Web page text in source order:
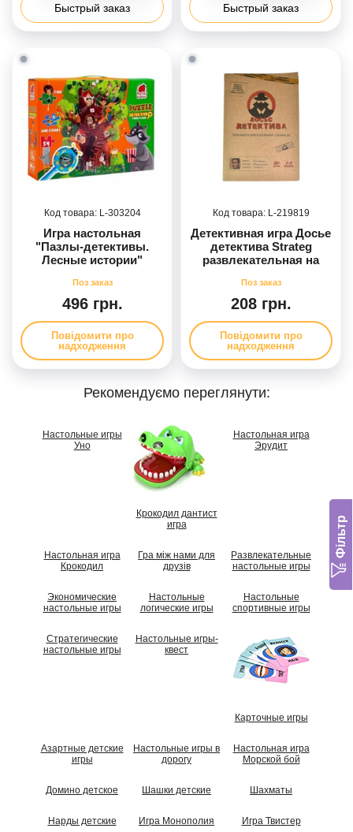
Фільтр
Быстрый заказ Быстрый заказ
303204
Игра настольная
"Пазлы-детективы.
Лесные истории"
496 грн.
Повідомити про
надходження
219819
Детективная игра Досье
детектива Strateg
развлекательная на
(30481)
208 грн.
Повідомити про
надходження
Рекомендуємо переглянути:
Настольные игры
Уно
Крокодил дантист
игра
Настольная игра
Эрудит
Настольная игра
Крокодил
Гра між нами для
друзів
Развлекательные
настольные игры
Экономические
настольные игры
Настольные
логические игры
Настольные
спортивные игры
Стратегические
настольные игры
Настольные игры-
квест
Карточные игры
Азартные детские
игры
Настольные игры в
дорогу
Настольная игра
Морской бой
Домино детское Шашки детские Шахматы
Нарды детские Игра Монополия Игра Твистер